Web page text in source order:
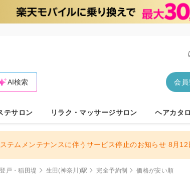
会
AI検索
テサロン リラク・マッサージサロン ヘアカタ
テムメンテナンスに伴うサービス停止のお知らせ 8月
戸・稲田堤 生田(神奈川)駅 完全予約制 価格が安い順